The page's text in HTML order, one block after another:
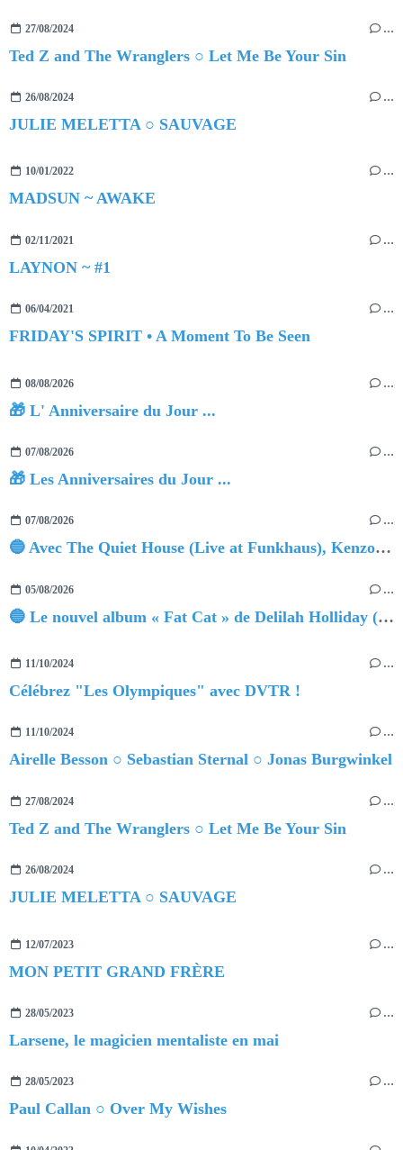
27/08/2024 …
Ted Z and The Wranglers ○ Let Me Be Your Sin
26/08/2024 …
JULIE MELETTA ○ SAUVAGE
10/01/2022 …
MADSUN ~ AWAKE
02/11/2021 …
LAYNON ~ #1
06/04/2021 …
FRIDAY'S SPIRIT • A Moment To Be Seen
08/08/2026 …
🎁 L' Anniversaire du Jour ...
07/08/2026 …
🎁 Les Anniversaires du Jour ...
07/08/2026 …
🔵 Avec The Quiet House (Live at Funkhaus), Kenzo Zurzolo livre une performance aussi intense qu'envoûtante.
05/08/2026 …
🔵 Le nouvel album « Fat Cat » de Delilah Holliday (sortie le 30 Octobre 2026)
11/10/2024 …
Célébrez "Les Olympiques" avec DVTR !
11/10/2024 …
Airelle Besson ○ Sebastian Sternal ○ Jonas Burgwinkel
27/08/2024 …
Ted Z and The Wranglers ○ Let Me Be Your Sin
26/08/2024 …
JULIE MELETTA ○ SAUVAGE
12/07/2023 …
MON PETIT GRAND FRÈRE
28/05/2023 …
Larsene, le magicien mentaliste en mai
28/05/2023 …
Paul Callan ○ Over My Wishes